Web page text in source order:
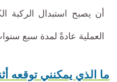
أن يصبح استبدال الركبة
العملية عادةً لمدة سبع
ما الذي يمكنني توقعه